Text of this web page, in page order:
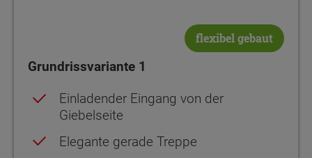
flexibel gebaut
Grundrissvariante 1
Einladender Eingang von der
Giebelseite
Elegante gerade Treppe